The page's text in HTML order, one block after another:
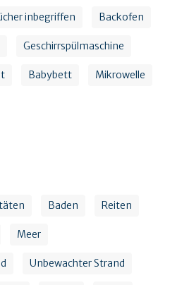
inbegriffen Backofen
Geschirrspülmaschine
Babybett Mikrowelle
Baden Reiten
Meer
Unbewachter Strand